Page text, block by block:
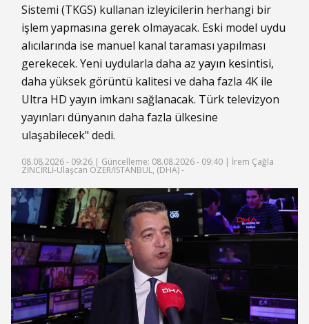
Sistemi (TKGS) kullanan izleyicilerin herhangi bir
işlem yapmasına gerek olmayacak. Eski model uydu
alıcılarında ise manuel kanal taraması yapılması
gerekecek. Yeni uydularla daha az yayın kesintisi,
daha yüksek görüntü kalitesi ve daha fazla 4K ile
Ultra HD yayın imkanı sağlanacak. Türk televizyon
yayınları dünyanın daha fazla ülkesine
ulaşabilecek" dedi.
08.08.2026 - 09:26 | Güncelleme: 08.08.2026 - 09:40 | İrem Çağla
ZİNCİRLİ-Ulaşcan ÖZER/İSTANBUL, (DHA) -